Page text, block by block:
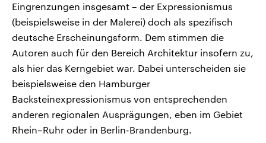
Eingrenzungen insgesamt – der Expressionismus
(beispielsweise in der Malerei) doch als spezifisch
deutsche Erscheinungsform. Dem stimmen die
Autoren auch für den Bereich Architektur insofern zu,
als hier das Kerngebiet war. Dabei unterscheiden sie
beispielsweise den Hamburger
Backsteinexpressionismus von entsprechenden
anderen regionalen Ausprägungen, eben im Gebiet
Rhein–Ruhr oder in Berlin-Brandenburg.